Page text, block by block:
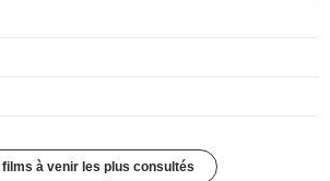
films à venir les plus consultés